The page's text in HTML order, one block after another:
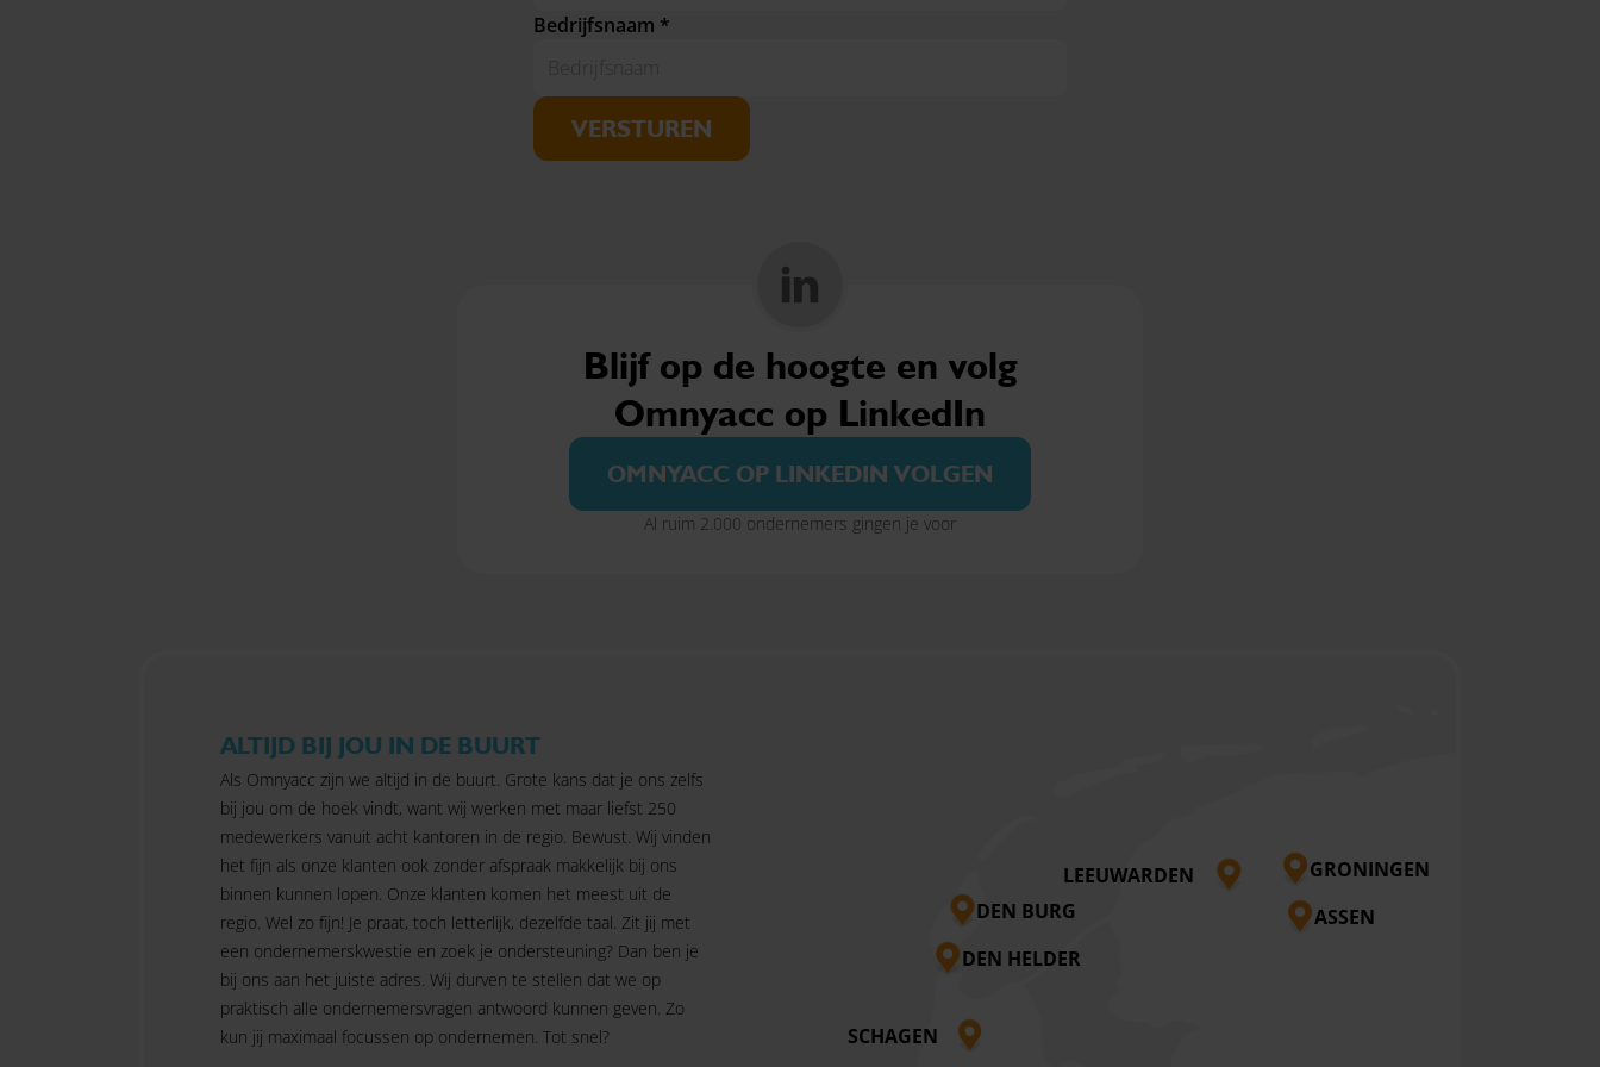
Bedrijfsnaam *
VERSTUREN
Blijf op de hoogte en volg
Omnyacc op LinkedIn
OMNYACC OP LINKEDIN VOLGEN
Al ruim 2.000 ondernemers gingen je voor
ALTIJD BIJ JOU IN DE BUURT
Als Omnyacc zijn we altijd in de buurt. Grote kans dat je ons zelfs
bij jou om de hoek vindt, want wij werken met maar liefst 250
medewerkers vanuit acht kantoren in de regio. Bewust. Wij vinden
het fijn als onze klanten ook zonder afspraak makkelijk bij ons
binnen kunnen lopen. Onze klanten komen het meest uit de
regio. Wel zo fijn! Je praat, toch letterlijk, dezelfde taal. Zit jij met
een ondernemerskwestie en zoek je ondersteuning? Dan ben je
bij ons aan het juiste adres. Wij durven te stellen dat we op
praktisch alle ondernemersvragen antwoord kunnen geven. Zo
kun jij maximaal focussen op ondernemen. Tot snel?
LEEUWARDEN
DEN BURG
DEN HELDER
SCHAGEN
ASSEN
GRONINGEN